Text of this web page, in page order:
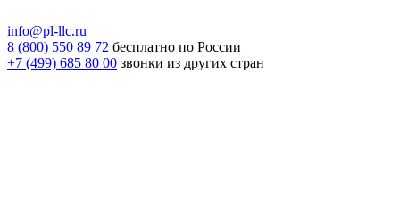
info@pl-llc.ru
8 (800) 550 89 72 бесплатно по России
+7 (499) 685 80 00 звонки из других стран